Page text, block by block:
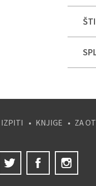
IZPITI KNJIGE ZA
Twitter Facebook